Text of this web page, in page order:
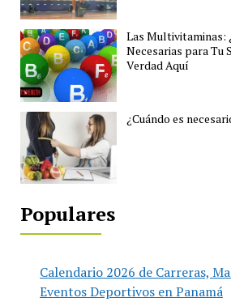
Las Multivitaminas:
Necesarias para Tu
Verdad Aquí
¿Cuándo es
Populares
Calendario 2026 de Carreras,
Eventos Deportivos en Panamá